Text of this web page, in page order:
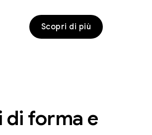
Scopri di più
forma e